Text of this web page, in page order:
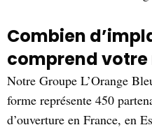
Combien
comprend votre
Notre Groupe L’Orange
forme représente 450
d’ouverture en France, en